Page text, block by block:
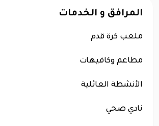
المرافق و الخدمات
ملعب كرة قدم
مطاعم وكافيهات
الأنشطة العائلية
نادي صحي